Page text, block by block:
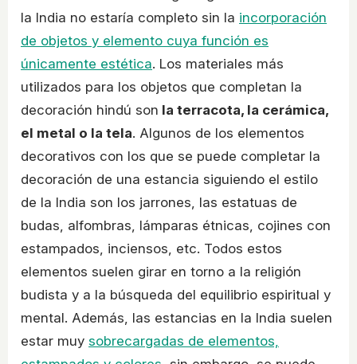
la India no estaría completo sin la incorporación
de objetos y elemento cuya función es
únicamente estética. Los materiales más
utilizados para los objetos que completan la
decoración hindú son la terracota, la cerámica,
el metal o la tela. Algunos de los elementos
decorativos con los que se puede completar la
decoración de una estancia siguiendo el estilo
de la India son los jarrones, las estatuas de
budas, alfombras, lámparas étnicas, cojines con
estampados, inciensos, etc. Todos estos
elementos suelen girar en torno a la religión
budista y a la búsqueda del equilibrio espiritual y
mental. Además, las estancias en la India suelen
estar muy sobrecargadas de elementos,